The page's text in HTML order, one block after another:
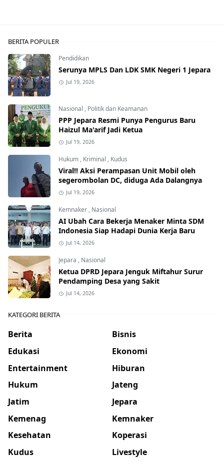
BERITA POPULER
Pendidikan
Serunya MPLS Dan LDK SMK Negeri 1 Jepara
Jul 19, 2026
Nasional , Politik dan Keamanan
PPP Jepara Resmi Punya Pengurus Baru
Haizul Ma'arif Jadi Ketua
Jul 19, 2026
Hukum, Kriminal , Kudus
Viral!! Aksi Perampasan Unit Mobil oleh
segerombolan DC, diduga Ada Dalangnya
Jul 19, 2026
Kemnaker, Nasional
AI Ubah Cara Bekerja Menaker Minta SDM
Indonesia Siap Hadapi Dunia Kerja Baru
Jul 14, 2026
Jepara , Nasional
Ketua DPRD Jepara Jenguk Miftahur Surur
Pendamping Desa yang Sakit
Jul 14, 2026
KATEGORI BERITA
Berita
Bisnis
Edukasi
Ekonomi
Entertainment
Hiburan
Hukum
Jateng
Jatim
Jepara
Kemenag
Kemnaker
Kesehatan
Koperasi
Kudus
Livestyle